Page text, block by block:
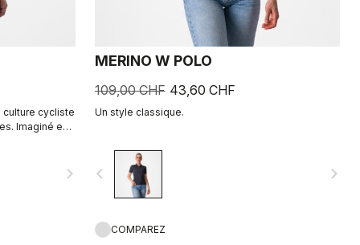
culture cycliste
Imaginé en
navigate_next
MERINO W POLO
109,00 CHF 43,60 CHF
Un style classique.
navigate_before navigate_next
COMPAREZ